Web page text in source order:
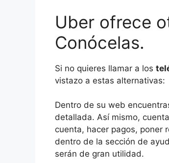
Uber ofrece
Conócelas.
Si no quieres llamar a los
vistazo a estas alternativas:
Dentro de su web
detallada. Así mismo,
cuenta, hacer pagos, poner
dentro de la sección de
serán de gran utilidad.